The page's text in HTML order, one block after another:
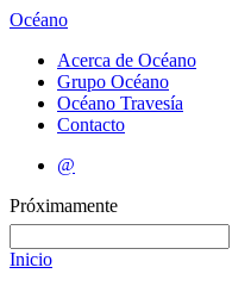
Océano
Acerca de Océano
Grupo Océano
Océano Travesía
Contacto
@
Próximamente
Inicio